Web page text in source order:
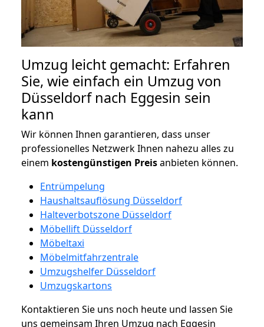
Umzug leicht gemacht: Erfahren
Sie, wie einfach ein Umzug von
Düsseldorf nach Eggesin sein
kann
Wir können Ihnen garantieren, dass unser
professionelles Netzwerk Ihnen nahezu alles zu
einem kostengünstigen Preisanbieten können.
Entrümpelung
Haushaltsauflösung Düsseldorf
Halteverbotszone Düsseldorf
Möbellift Düsseldorf
Möbeltaxi
Möbelmitfahrzentrale
Umzugshelfer Düsseldorf
Umzugskartons
Kontaktieren Sie uns noch heute und lassen Sie
uns gemeinsam Ihren Umzug nach Eggesin